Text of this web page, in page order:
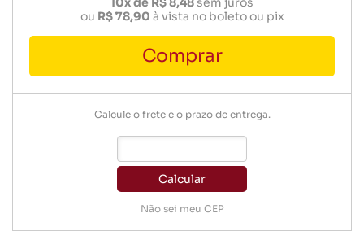
ou R$ 78,90 à vista no boleto ou pix
Comprar
Calcule o frete e o prazo de entrega.
Calcular
Não sei meu CEP